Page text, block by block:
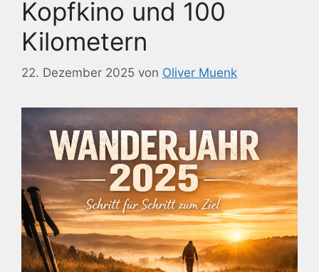
Kopfkino und 100
Kilometern
22. Dezember 2025 von Oliver Muenk